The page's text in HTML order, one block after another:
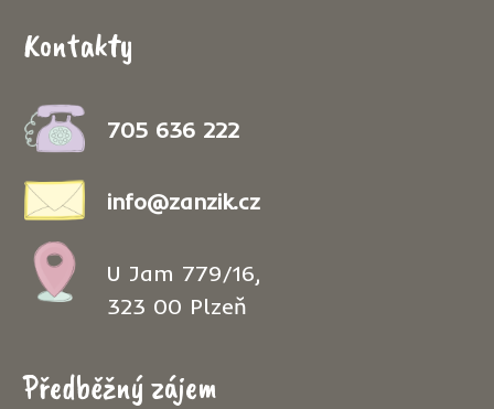
Kontakty
705 636 222
info@zanzik.cz
U Jam 779/16,
323 00 Plzeň
Předběžný zájem